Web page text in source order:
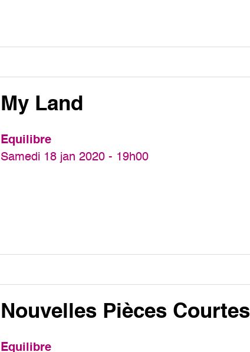
My Land
Equilibre
Samedi 18 jan 2020 - 19h00
Nouvelles Pièces Courtes
Equilibre